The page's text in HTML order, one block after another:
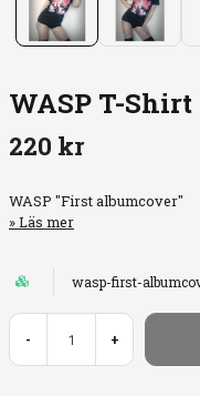
WASP T-
220 kr
WASP "First albumcover"
Läs mer
wasp-first-
- +